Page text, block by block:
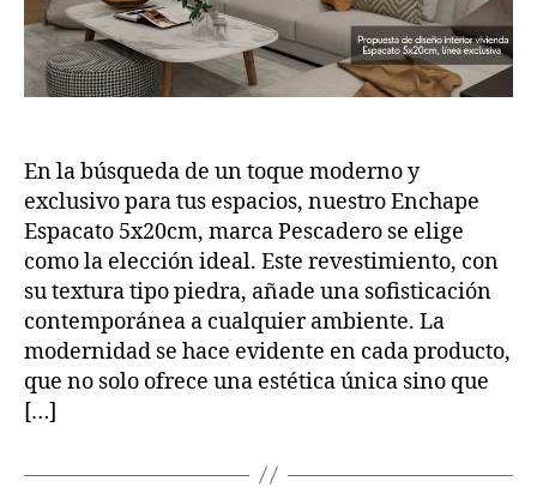
En la búsqueda de un toque moderno y
exclusivo para tus espacios, nuestro Enchape
Espacato 5x20cm, marca Pescadero se elige
como la elección ideal. Este revestimiento, con
su textura tipo piedra, añade una sofisticación
contemporánea a cualquier ambiente. La
modernidad se hace evidente en cada producto,
que no solo ofrece una estética única sino que
[…]